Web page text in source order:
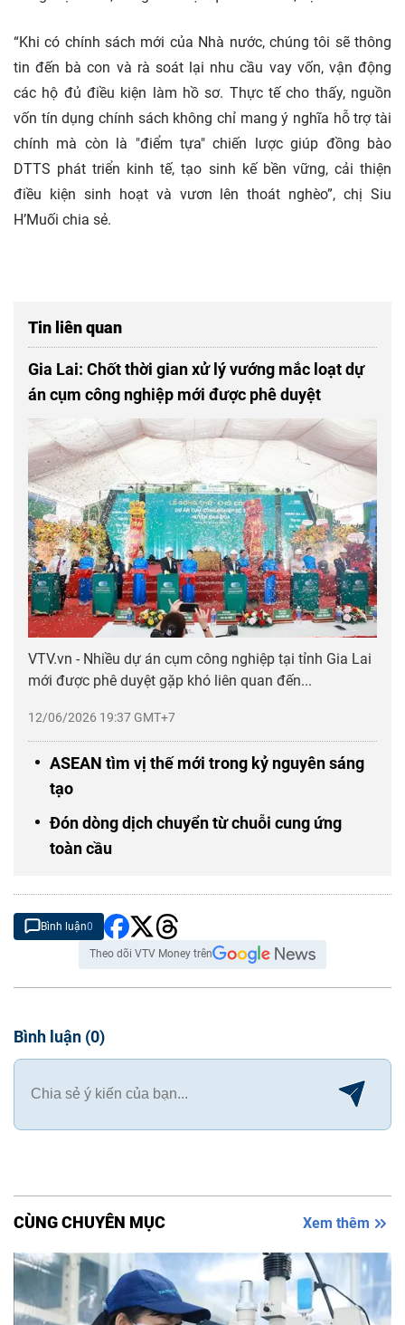
“Khi có chính sách mới của Nhà nước, chúng tôi sẽ thông
tin đến bà con và rà soát lại nhu cầu vay vốn, vận động
các hộ đủ điều kiện làm hồ sơ. Thực tế cho thấy, nguồn
vốn tín dụng chính sách không chỉ mang ý nghĩa hỗ trợ tài
chính mà còn là "điểm tựa" chiến lược giúp đồng bào
DTTS phát triển kinh tế, tạo sinh kế bền vững, cải thiện
điều kiện sinh hoạt và vươn lên thoát nghèo”, chị Siu
H’Muối chia sẻ.
Tin liên quan
Gia Lai: Chốt thời gian xử lý vướng mắc loạt dự
án cụm công nghiệp mới được phê duyệt
12/06/2026 19:37 GMT+7
VTV.vn - Nhiều dự án cụm công nghiệp tại tỉnh Gia Lai
mới được phê duyệt gặp khó liên quan đến...
ASEAN tìm vị thế mới trong kỷ nguyên sáng
tạo
Đón dòng dịch chuyển từ chuỗi cung ứng
toàn cầu
Bình luận0
Theo dõi VTV Money trên
Bình luận (0)
CÙNG CHUYÊN MỤC Xem thêm